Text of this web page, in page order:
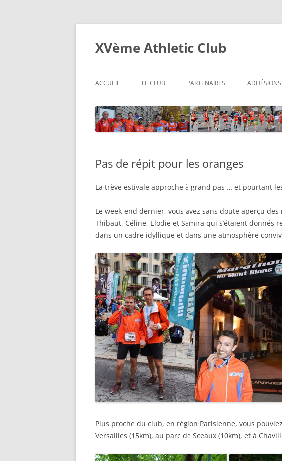
XVème Athletic Club
ACCUEIL LE CLUB PARTENAIRES ADHÉSIONS
Pas de répit pour les oranges
La trève estivale approche à grand pas … et pourtant
Le week-end dernier, vous avez sans doute aperçu
Thibaut, Céline, Elodie et Samira qui s’étaient
dans un cadre idyllique et dans une atmosphère
Plus proche du club, en région Parisienne, vous
Versailles (15km), au parc de Sceaux (10km), et à